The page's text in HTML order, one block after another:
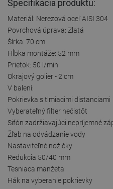
Špecifikácia produktu:
Materiál: Nerezová oceľ AISI 304
Povrchová úprava: Zlatá
Šírka: 70 cm
Hĺbka montáže: 52 mm
Prietok: 50 l/min
Okrajový golier - 2 cm
V balení:
Pokrievka s tlmiacimi distanciami
Vyberateľný filter nečistôt
Sifón zadržiavajúci nepríjemné
Žľab na odvádzanie vody
Nastaviteľné nožičky
Redukcia 50/40 mm
Tesniaca manžeta
Hák na vyberanie pokrievky